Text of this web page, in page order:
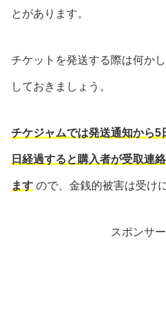
とがあります。
チケットを発送する際は何か
しておきましょう。
チケジャムでは発送通知から
日経過すると購入者が受取連
ます ので、金銭的被害は受け
スポンサ